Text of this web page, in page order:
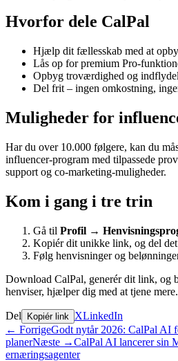
Hvorfor dele CalPal
Hjælp dit fællesskab med at
Lås op for premium Pro-
Opbyg troværdighed og
Del frit – ingen omkostning,
Muligheder for
Har du over 10.000 følgere, kan du
influencer-program med tilpassede
support og co-marketing-muligheder.
Kom i gang i tre trin
Gå til Profil →
Kopiér dit unikke link, og del
Følg henvisninger og
Download CalPal, generér dit link, og
henviser, hjælper dig med at tjene mere.
Del Kopiér link XLinkedIn
← ForrigeGodt nytår 2026: CalPal AI
planerNæste →CalPal AI lancerer sin
ernæringsagenter